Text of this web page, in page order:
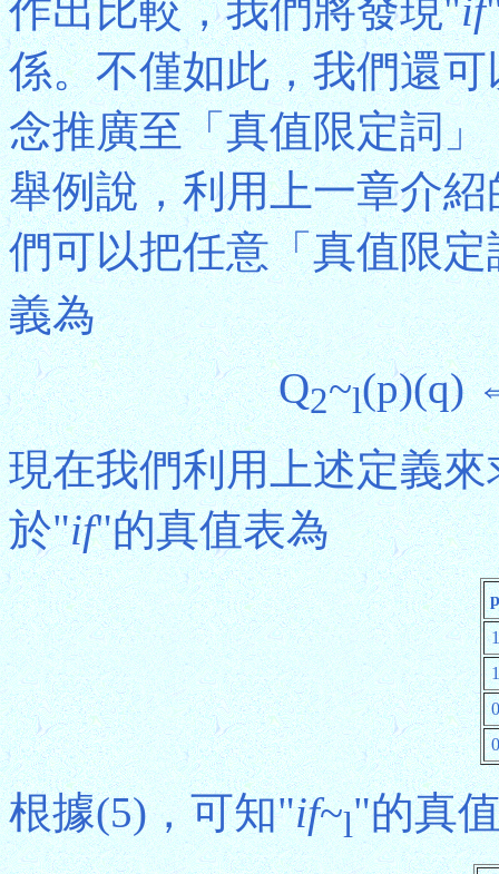
作出比較，我們將發現"if
係。不僅如此，我們還
念推廣至「真值限定詞
舉例說，利用上一章介
們可以把任意「真值限
義為
Q2~l(p)(q)
現在我們利用上述定義來
於"if"的真值表為
p
1
1
0
0
根據(5)，可知"if~l"的真